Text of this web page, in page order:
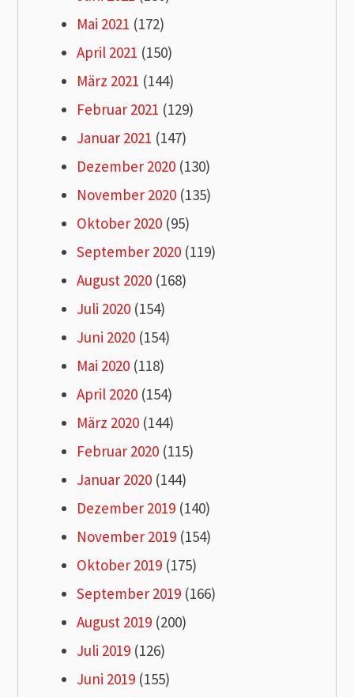
Mai 2021 (172)
April 2021 (150)
März 2021 (144)
Februar 2021 (129)
Januar 2021 (147)
Dezember 2020 (130)
November 2020 (135)
Oktober 2020 (95)
September 2020 (119)
August 2020 (168)
Juli 2020 (154)
Juni 2020 (154)
Mai 2020 (118)
April 2020 (154)
März 2020 (144)
Februar 2020 (115)
Januar 2020 (144)
Dezember 2019 (140)
November 2019 (154)
Oktober 2019 (175)
September 2019 (166)
August 2019 (200)
Juli 2019 (126)
Juni 2019 (155)